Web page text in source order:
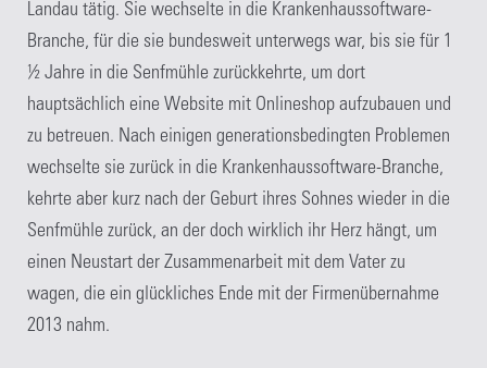
Landau tätig. Sie wechselte in die Krankenhaussoftware-
Branche, für die sie bundesweit unterwegs war, bis sie für 1
½ Jahre in die Senfmühle zurückkehrte, um dort
hauptsächlich eine Website mit Onlineshop aufzubauen und
zu betreuen. Nach einigen generationsbedingten Problemen
wechselte sie zurück in die Krankenhaussoftware-Branche,
kehrte aber kurz nach der Geburt ihres Sohnes wieder in die
Senfmühle zurück, an der doch wirklich ihr Herz hängt, um
einen Neustart der Zusammenarbeit mit dem Vater zu
wagen, die ein glückliches Ende mit der Firmenübernahme
2013 nahm.